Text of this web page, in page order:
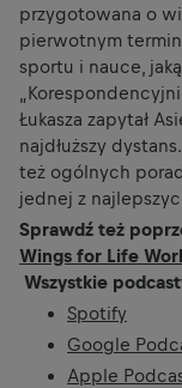
przygotowana o
pierwotnym
sportu i nauce,
Łukasza zapytał
najdłuższy
też ogólnych
jednej z
Sprawdź też
Wings for Life
Wszystkie
Spotify
Google
Apple